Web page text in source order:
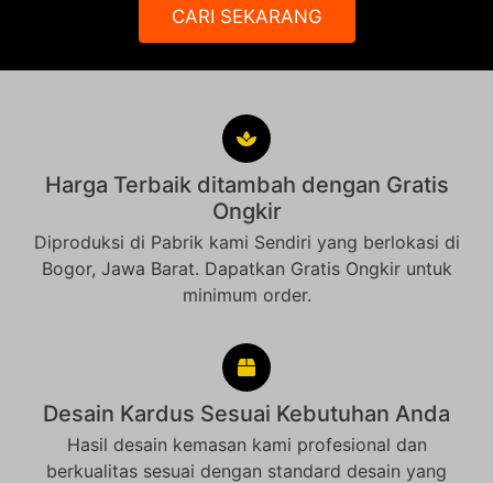
CARI SEKARANG
Harga Terbaik ditambah dengan Gratis
Ongkir
Diproduksi di Pabrik kami Sendiri yang berlokasi di
Bogor, Jawa Barat. Dapatkan Gratis Ongkir untuk
minimum order.
Desain Kardus Sesuai Kebutuhan Anda
Hasil desain kemasan kami profesional dan
berkualitas sesuai dengan standard desain yang